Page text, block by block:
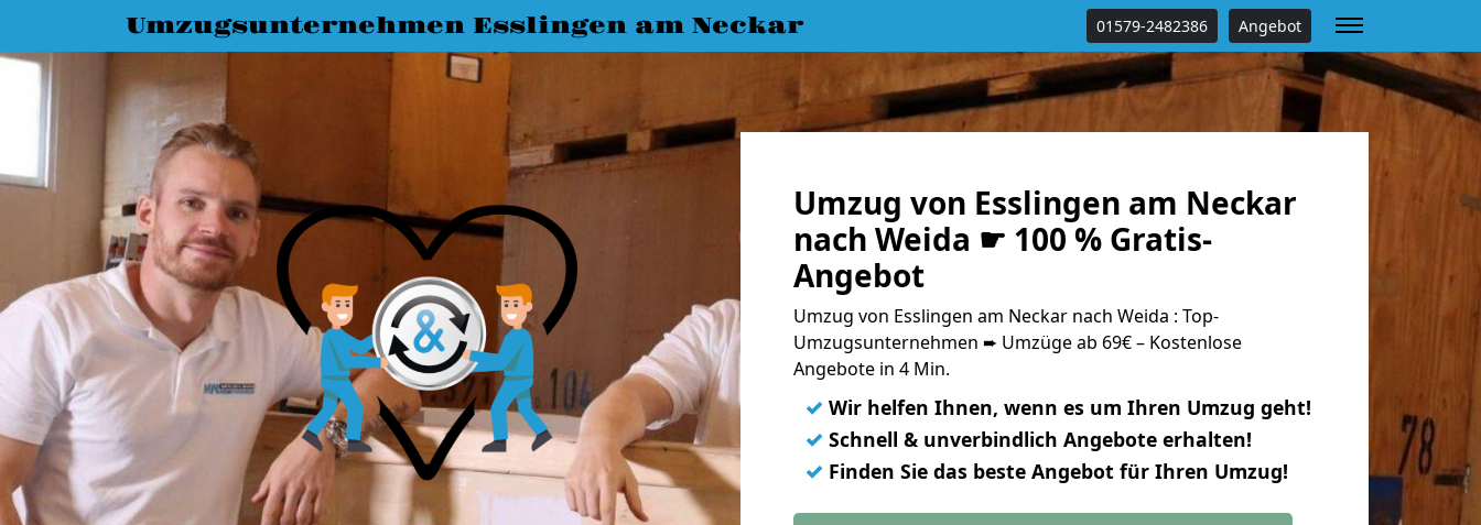
Umzugsunternehmen Esslingen am Neckar 01579-2482386 Angebot
Umzug von Esslingen am Neckar
nach Weida ☛ 100 % Gratis-
Angebot
Umzug von Esslingen am Neckar nach Weida : Top-
Umzugsunternehmen ➨ Umzüge ab 69€ – Kostenlose
Angebote in 4 Min.
✓ Wir helfen Ihnen, wenn es um Ihren Umzug geht!
✓ Schnell & unverbindlich Angebote erhalten!
✓ Finden Sie das beste Angebot für Ihren Umzug!